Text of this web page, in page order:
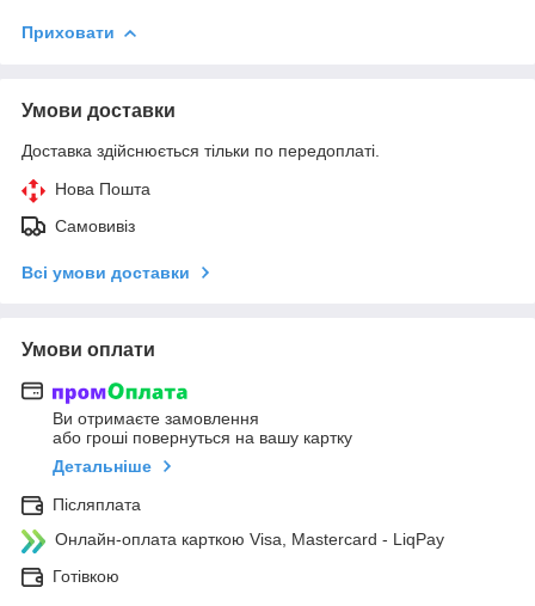
Приховати
Умови доставки
Доставка здійснюється тільки по передоплаті.
Нова Пошта
Самовивіз
Всі умови доставки
Умови оплати
Ви отримаєте замовлення
або гроші повернуться на вашу картку
Детальніше
Післяплата
Онлайн-оплата карткою Visa, Mastercard - LiqPay
Готівкою